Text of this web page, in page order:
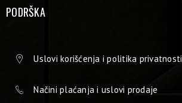
PODRŠKA
Uslovi korišćenja i politika privatnosti
Načini plaćanja i uslovi prodaje